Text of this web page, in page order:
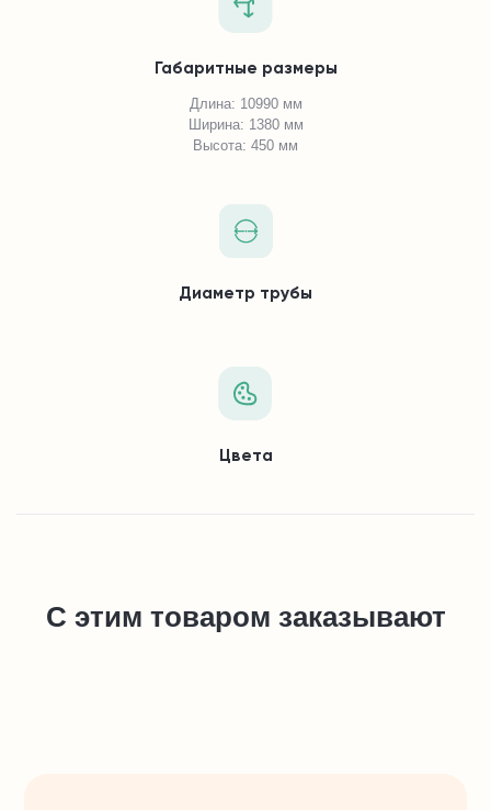
Габаритные размеры
Длина: 10990 мм
Ширина: 1380 мм
Высота: 450 мм
Диаметр трубы
Цвета
С этим товаром заказывают